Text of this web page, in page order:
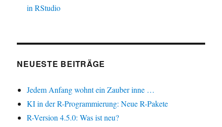
in RStudio
NEUESTE BEITRÄGE
Jedem Anfang wohnt ein Zauber inne …
KI in der R-Programmierung: Neue R-Pakete
R-Version 4.5.0: Was ist neu?